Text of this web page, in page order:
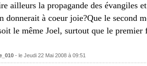
ailleurs la propagande des évangiles
donnerait à coeur joie?Que le second
le même Joel, surtout que le premier
- le Jeudi 22 Mai 2008 à 09:51